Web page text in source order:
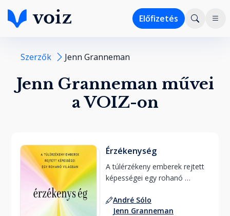
Előfizetés
Szerzők Jenn Granneman
Jenn Granneman művei
a VOIZ-on
Érzékenység
A túlérzékeny emberek rejtett
képességei egy rohanó
André Sólo
Jenn Granneman